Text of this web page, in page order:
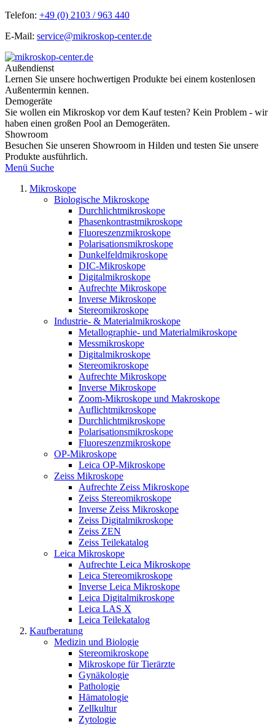
Telefon: +49 (0) 2103 / 963 440
E-Mail: service@mikroskop-center.de
Außendienst
Lernen Sie unsere hochwertigen Produkte bei einem kostenlosen
Außentermin kennen.
Demogeräte
Sie wollen ein Mikroskop vor dem Kauf testen? Kein Problem - wir
haben einen großen Pool an Demogeräten.
Showroom
Besuchen Sie unseren Showroom in Hilden und testen Sie unsere
Produkte ausführlich.
Menü Suche
Mikroskope
Biologische Mikroskope
Durchlichtmikroskope
Phasenkontrastmikroskope
Fluoreszenzmikroskope
Polarisationsmikroskope
Dunkelfeldmikroskope
DIC-Mikroskope
Digitalmikroskope
Aufrechte Mikroskope
Inverse Mikroskope
Stereomikroskope
Industrie- & Materialmikroskope
Metallographie- und Materialmikroskope
Messmikroskope
Digitalmikroskope
Stereomikroskope
Aufrechte Mikroskope
Inverse Mikroskope
Zoom-Mikroskope und Makroskope
Auflichtmikroskope
Durchlichtmikroskope
Polarisationsmikroskope
Fluoreszenzmikroskope
OP-Mikroskope
Leica OP-Mikroskope
Zeiss Mikroskope
Aufrechte Zeiss Mikroskope
Zeiss Stereomikroskope
Inverse Zeiss Mikroskope
Zeiss Digitalmikroskope
Zeiss ZEN
Zeiss Teilekatalog
Leica Mikroskope
Aufrechte Leica Mikroskope
Leica Stereomikroskope
Inverse Leica Mikroskope
Leica Digitalmikroskope
Leica LAS X
Leica Teilekatalog
Kaufberatung
Medizin und Biologie
Stereomikroskope
Mikroskope für Tierärzte
Gynäkologie
Pathologie
Hämatologie
Zellkultur
Zytologie